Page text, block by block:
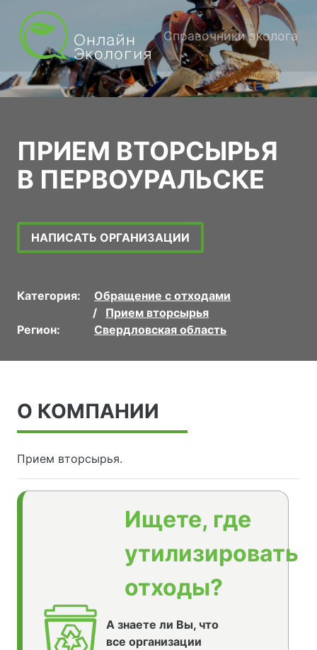
Справочники эколога
ПРИЕМ ВТОРСЫРЬЯ
В ПЕРВОУРАЛЬСКЕ
НАПИСАТЬ ОРГАНИЗАЦИИ
Категория:
Обращение с отходами
Прием вторсырья
Регион:
Свердловская область
О КОМПАНИИ
Прием вторсырья.
Ищете, где
утилизировать
отходы?
А знаете ли Вы, что
все организации